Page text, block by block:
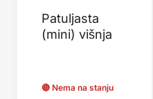
Patuljasta
(mini) višnja